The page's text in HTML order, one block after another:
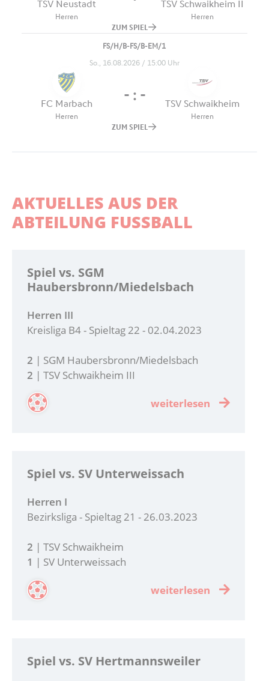
AKTUELLES AUS DER
ABTEILUNG FUSSBALL
Spiel vs. SGM
Haubersbronn/Miedelsbach
Herren III
Kreisliga B4 - Spieltag 22 - 02.04.2023
2 | SGM Haubersbronn/Miedelsbach
2 | TSV Schwaikheim III
weiterlesen
Spiel vs. SV Unterweissach
Herren I
Bezirksliga - Spieltag 21 - 26.03.2023
2 | TSV Schwaikheim
1 | SV Unterweissach
weiterlesen
Spiel vs. SV Hertmannsweiler